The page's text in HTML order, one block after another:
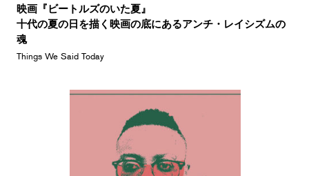
映画『ビートルズのいた夏』
十代の夏の日を描く映画の底にあるアンチ・レイシズムの
魂
Things We Said Today